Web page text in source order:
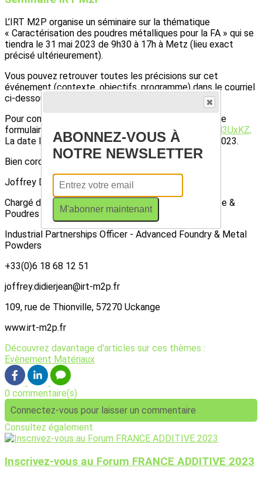
L’IRT M2P organise un séminaire sur la thématique
« Caractérisation des poudres métalliques pour la FA » qui se
tiendra le 31 mai 2023 de 9h30 à 17h à Metz (lieu exact
précisé ultérieurement).
Vous pouvez retrouver toutes les précisions sur cet
événement (contexte, objectifs, programme) dans le courriel
ci-dessous.
Pour confirmer votre présence, merci de compléter le
formulaire suivant: https://forms.office.com/e/kid4M3UxKZ.
La date limite d’inscription a été décalée au 12 mai 2023.
Bien cordialement,
Joffrey DIDIERJEAN
Chargé de Partenariats Industriels - Fonderie Avancée &
Poudres métalliques
Industrial Partnerships Officer - Advanced Foundry & Metal
Powders
+33(0)6 18 68 12 51
joffrey.didierjean@irt-m2p.fr
109, rue de Thionville, 57270 Uckange
www.irt-m2p.fr
Découvrez davantage d'articles sur ces thèmes :
Evènement Matériaux
0 commentaire(s)
Connectez-vous pour laisser un commentaire
Consultez également
Inscrivez-vous au Forum FRANCE ADDITIVE 2023
ABONNEZ-VOUS À
NOTRE NEWSLETTER
M'abonner maintenant